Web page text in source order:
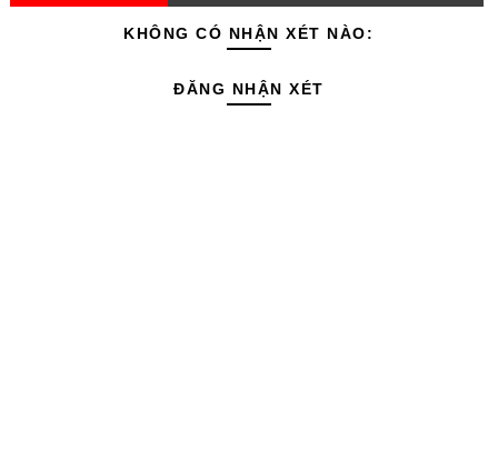
KHÔNG CÓ NHẬN XÉT NÀO:
ĐĂNG NHẬN XÉT